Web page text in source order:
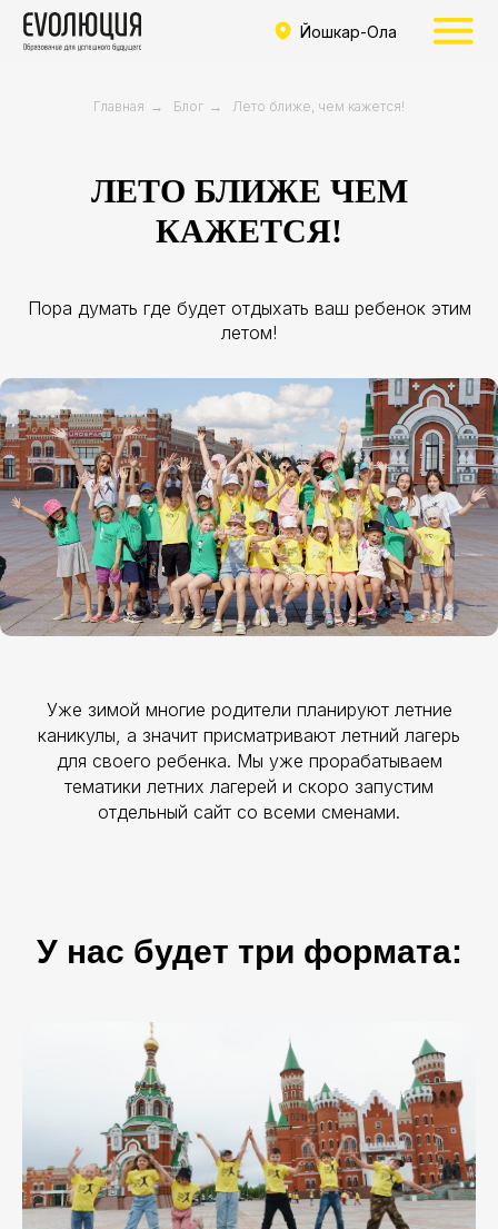
Йошкар-Ола
Главная → Блог → Лето ближе, чем кажется!
ЛЕТО БЛИЖЕ ЧЕМ
КАЖЕТСЯ!
Пора думать где будет отдыхать ваш ребенок этим
летом!
Уже зимой многие родители планируют летние
каникулы, а значит присматривают летний лагерь
для своего ребенка. Мы уже прорабатываем
тематики летних лагерей и скоро запустим
отдельный сайт со всеми сменами.
У нас будет три формата: